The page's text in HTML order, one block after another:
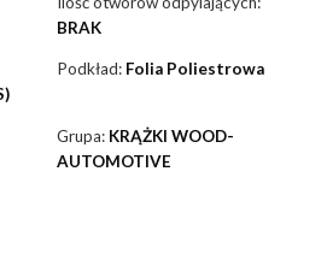
BRAK
Podkład: Folia Poliestrowa
Grupa: KRĄŻKI WOOD-
AUTOMOTIVE